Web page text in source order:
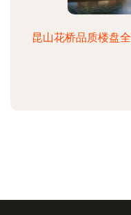
昆山花桥品质楼盘